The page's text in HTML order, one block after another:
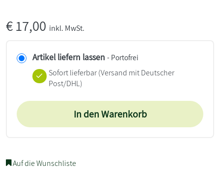
€17,00 inkl. MwSt.
Artikel liefern lassen - Portofrei
Sofort lieferbar(Versand mit Deutscher
Post/DHL)
In den Warenkorb
Auf die Wunschliste